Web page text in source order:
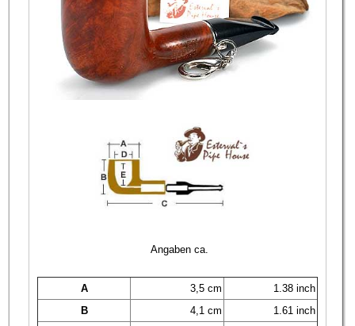
Angaben ca.
A 3,5 cm
1.38 inch
B
4,1 cm
1.61 inch